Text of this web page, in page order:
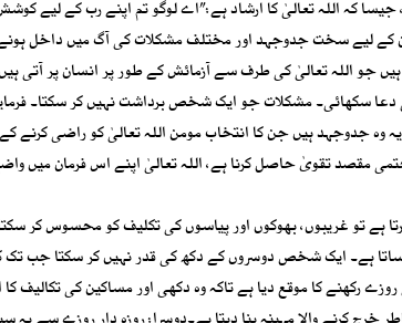
جو اللہ تعالیٰ کی طرف سے آزمائش کے طور پر انسان پر آتی
دعا سکھائی۔ مشکلات جو ایک شخص برداشت نہیں کر سکتا۔
نہ ہو۔“ (البقرہ: 287)۔دوم: یہ وہ جدوجہد ہیں جن کا انتخاب مومن اللہ تعالیٰ
مقصد تقویٰ حاصل کرنا ہے، اللہ تعالیٰ اپنے اس فرمان میں
ہے تو غریبوں، بھوکوں اور پیاسوں کی تکلیف کو محسوس
ہے۔ ایک شخص دوسروں کے دکھ کی قدر نہیں کر سکتا جب
رکھنے کا موقع دیا ہے تاکہ وہ دکھی اور مساکین کی